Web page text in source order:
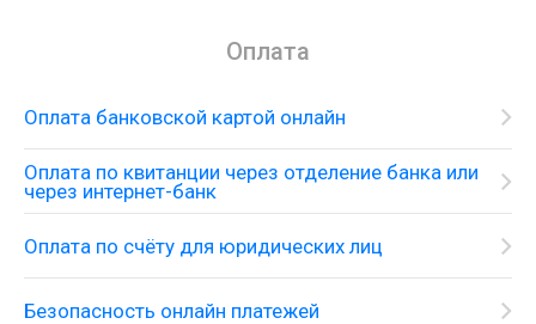
Оплата
Оплата банковской картой онлайн
Оплата по квитанции через отделение банка или
через интернет-банк
Оплата по счёту для юридических лиц
Безопасность онлайн платежей